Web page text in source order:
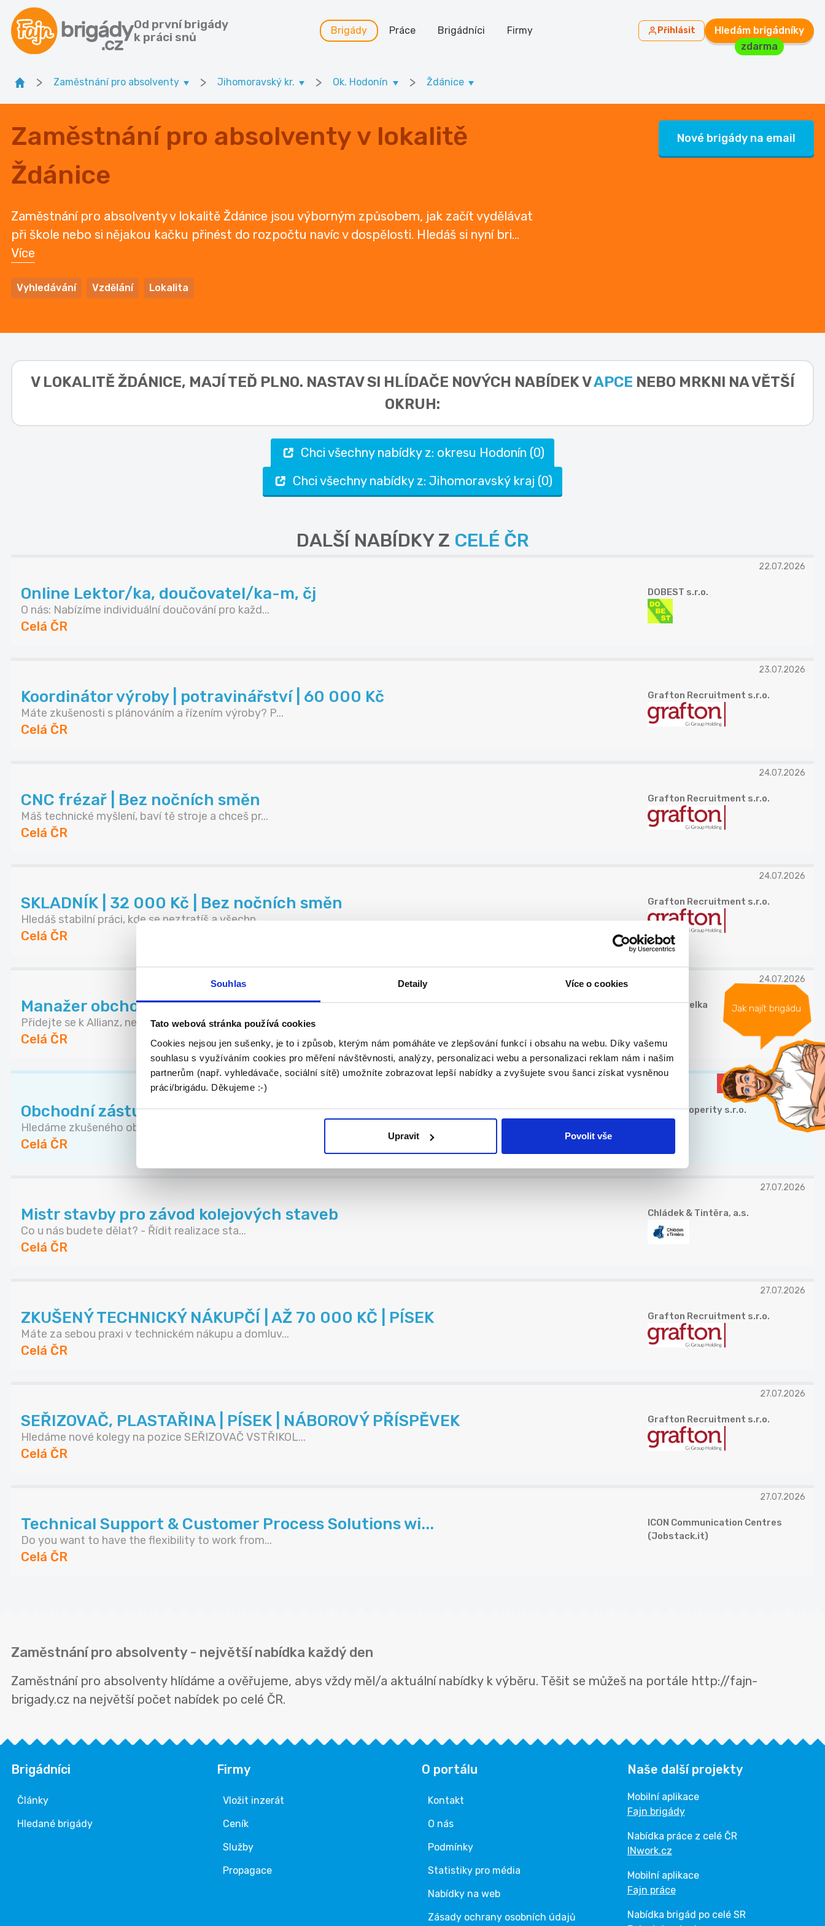
Souhlas Detaily Více o cookies
Tato webová stránka používá cookies
Cookies nejsou jen sušenky, je to i způsob, kterým nám pomáháte ve zlepšování funkcí i obsahu na webu. Díky vašemu
souhlasu s využíváním cookies pro měření návštěvnosti, analýzy, personalizaci webu a personalizaci reklam nám i našim
partnerům (např. vyhledávače, sociální sítě) umožníte zobrazovat lepší nabídky a zvyšujete svou šanci získat vysněnou
práci/brigádu. Děkujeme :-)
Upravit Povolit vše
Od první brigády
k práci snů
Brigády Práce Brigádníci Firmy Přihlásit
Hledám brigádníky
zdarma
Jak najít brigádu
> Zaměstnání pro absolventy > Jihomoravský kr. > Ok. Hodonín > Ždánice
Zaměstnání pro absolventy v lokalitě
Ždánice
Zaměstnání pro absolventy v lokalitě Ždánice jsou výborným způsobem, jak začít vydělávat
při škole nebo si nějakou kačku přinést do rozpočtu navíc v dospělosti. Hledáš si nyní bri...
Více
Vyhledávání Vzdělání Lokalita
Nové brigády na email
V LOKALITĚ ŽDÁNICE, MAJÍ TEĎ PLNO. NASTAV SI HLÍDAČE NOVÝCH NABÍDEK VAPCE NEBO MRKNI NA VĚTŠÍ
OKRUH:
Chci všechny nabídky z: okresu Hodonín (0)
Chci všechny nabídky z: Jihomoravský kraj (0)
DALŠÍ NABÍDKY Z CELÉ ČR
22.07.2026
Online Lektor/ka, doučovatel/ka-m, čj
O nás: Nabízíme individuální doučování pro každ...
Celá ČR
DOBEST s.r.o.
23.07.2026
Koordinátor výroby | potravinářství | 60 000 Kč
Máte zkušenosti s plánováním a řízením výroby? P...
Celá ČR
Grafton Recruitment s.r.o.
24.07.2026
CNC frézař | Bez nočních směn
Máš technické myšlení, baví tě stroje a chceš pr...
Celá ČR
Grafton Recruitment s.r.o.
24.07.2026
SKLADNÍK | 32 000 Kč | Bez nočních směn
Hledáš stabilní práci, kde se neztratíš a všechn...
Celá ČR
Grafton Recruitment s.r.o.
24.07.2026
Manažer obchodního týmu Allianz | Náborový příspěvek ...
Přidejte se k Allianz, největší pojišťovně na sv...
Celá ČR
Jan Koudelka
DOPORUČUJEME
Obchodní zástupce pro nemovitostní projekty
Hledáme zkušeného obchodníka, který posílí náš t...
Celá ČR
Valora Properity s.r.o.
27.07.2026
Mistr stavby pro závod kolejových staveb
Co u nás budete dělat? - Řídit realizace sta...
Celá ČR
Chládek & Tintěra, a.s.
27.07.2026
ZKUŠENÝ TECHNICKÝ NÁKUPČÍ | AŽ 70 000 KČ | PÍSEK
Máte za sebou praxi v technickém nákupu a domluv...
Celá ČR
Grafton Recruitment s.r.o.
27.07.2026
SEŘIZOVAČ, PLASTAŘINA | PÍSEK | NÁBOROVÝ PŘÍSPĚVEK
Hledáme nové kolegy na pozice SEŘIZOVAČ VSTŘIKOL...
Celá ČR
Grafton Recruitment s.r.o.
27.07.2026
Technical Support & Customer Process Solutions wi...
Do you want to have the flexibility to work from...
Celá ČR
ICON Communication Centres
(Jobstack.it)
Zaměstnání pro absolventy - největší nabídka každý den
Zaměstnání pro absolventy hlídáme a ověřujeme, abys vždy měl/a aktuální nabídky k výběru. Těšit se můžeš na portále http://fajn-
brigady.cz na největší počet nabídek po celé ČR.
Brigádníci
Články
Hledané brigády
Firmy
Vložit inzerát
Ceník
Služby
Propagace
O portálu
Kontakt
O nás
Podmínky
Statistiky pro média
Nabídky na web
Zásady ochrany osobních údajů
Naše další projekty
Mobilní aplikace
Fajn brigády
Nabídka práce z celé ČR
INwork.cz
Mobilní aplikace
Fajn práce
Nabídka brigád po celé SR